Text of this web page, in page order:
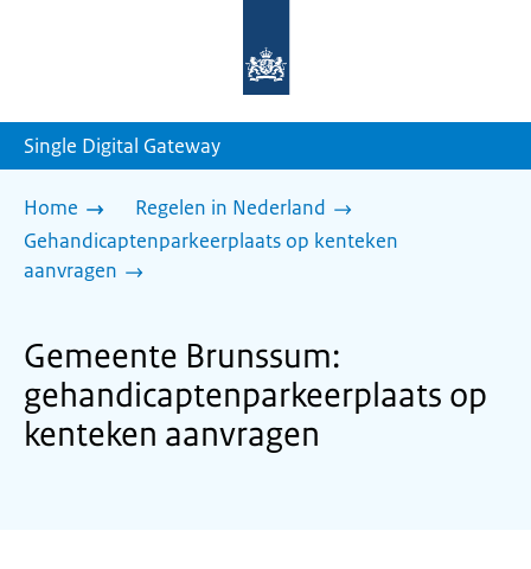
homepage
Single Digital Gateway
Home
Regelen in Nederland
Gehandicaptenparkeerplaats op kenteken
aanvragen
Gemeente Brunssum:
gehandicaptenparkeerplaats op
kenteken aanvragen